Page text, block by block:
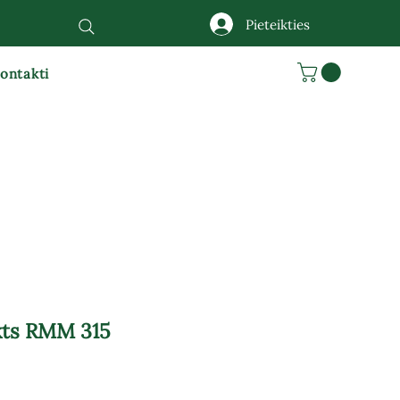
Pieteikties
RMM 315